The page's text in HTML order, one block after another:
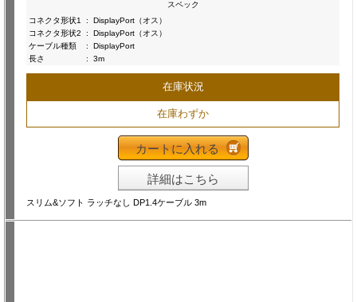
スペック
コネクタ形状1
:
DisplayPort（オス）
コネクタ形状2
:
DisplayPort（オス）
ケーブル種類
:
DisplayPort
長さ
: 3m
在庫状況
在庫わずか
カートに入れる
詳細はこちら
スリム&ソフト ラッチなし DP1.4ケーブル 3m